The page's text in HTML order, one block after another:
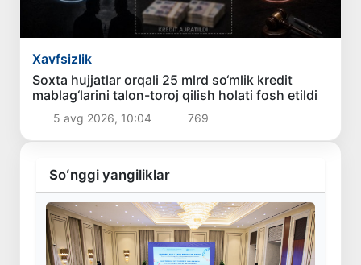
Xavfsizlik
Soxta hujjatlar orqali 25 mlrd so‘mlik kredit
mablag‘larini talon-toroj qilish holati fosh etildi
5 avg 2026, 10:04 769
Soʻnggi yangiliklar